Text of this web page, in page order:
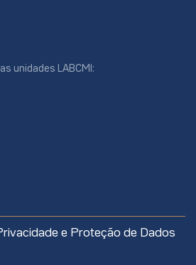
unidades LABCMI:
e Proteção de Dados